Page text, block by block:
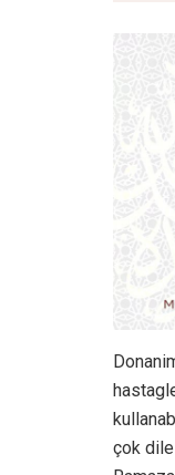
çok dile